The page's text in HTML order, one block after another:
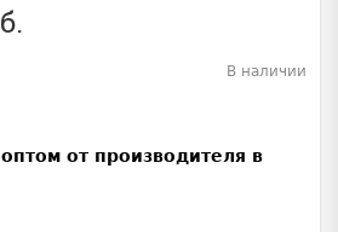
В наличии